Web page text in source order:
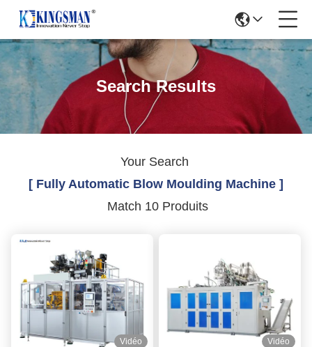
Search Results
Your Search
[ Fully Automatic Blow Moulding Machine ]
Match 10 Produits
Vidéo Vidéo